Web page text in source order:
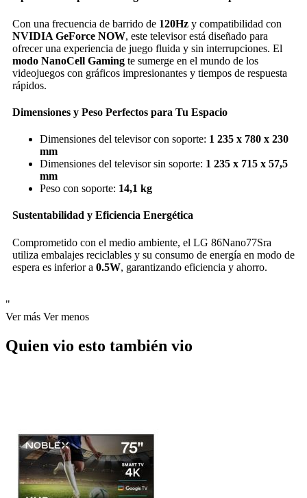
Con una frecuencia de barrido de 120Hz y compatibilidad con
NVIDIA GeForce NOW, este televisor está diseñado para
ofrecer una experiencia de juego fluida y sin interrupciones. El
modo NanoCell Gaming te sumerge en el mundo de los
videojuegos con gráficos impresionantes y tiempos de respuesta
rápidos.
Dimensiones y Peso Perfectos para Tu Espacio
Dimensiones del televisor con soporte: 1 235 x 780 x 230
mm
Dimensiones del televisor sin soporte: 1 235 x 715 x 57,5
mm
Peso con soporte: 14,1 kg
Sustentabilidad y Eficiencia Energética
Comprometido con el medio ambiente, el LG 86Nano77Sra
utiliza embalajes reciclables y su consumo de energía en modo de
espera es inferior a 0.5W, garantizando eficiencia y ahorro.
"
Ver más Ver menos
Quien vio esto también vio